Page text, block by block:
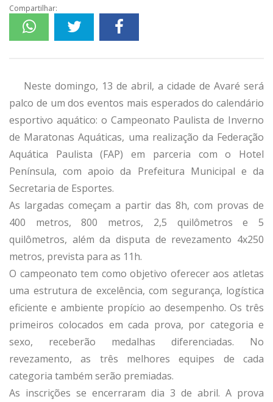
Compartilhar:
Neste domingo, 13 de abril, a cidade de Avaré será
palco de um dos eventos mais esperados do calendário
esportivo aquático: o Campeonato Paulista de Inverno
de Maratonas Aquáticas, uma realização da Federação
Aquática Paulista (FAP) em parceria com o Hotel
Península, com apoio da Prefeitura Municipal e da
Secretaria de Esportes.
As largadas começam a partir das 8h, com provas de
400 metros, 800 metros, 2,5 quilômetros e 5
quilômetros, além da disputa de revezamento 4x250
metros, prevista para as 11h.
O campeonato tem como objetivo oferecer aos atletas
uma estrutura de excelência, com segurança, logística
eficiente e ambiente propício ao desempenho. Os três
primeiros colocados em cada prova, por categoria e
sexo, receberão medalhas diferenciadas. No
revezamento, as três melhores equipes de cada
categoria também serão premiadas.
As inscrições se encerraram dia 3 de abril. A prova